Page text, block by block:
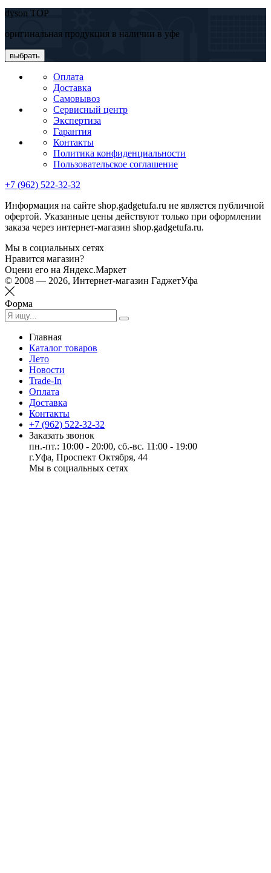
dyson TOP
оригинальная продукция в наличии в уфе
выбрать
Оплата
Доставка
Самовывоз
Сервисный центр
Экспертиза
Гарантия
Контакты
Политика конфиденциальности
Пользовательское соглашение
+7 (962) 522-32-32
Информация на сайте shop.gadgetufa.ru не является публичной
офертой. Указанные цены действуют только при оформлении
заказа через интернет-магазин shop.gadgetufa.ru.
Мы в социальных сетях
Нравится магазин?
Оцени его на Яндекс.Маркет
© 2008 — 2026, Интернет-магазин ГаджетУфа
Форма
Главная
Каталог товаров
Лето
Новости
Trade-In
Оплата
Доставка
Контакты
+7 (962) 522-32-32
Заказать звонок
пн.-пт.: 10:00 - 20:00, сб.-вс. 11:00 - 19:00
г.Уфа, Проспект Октября, 44
Мы в социальных сетях